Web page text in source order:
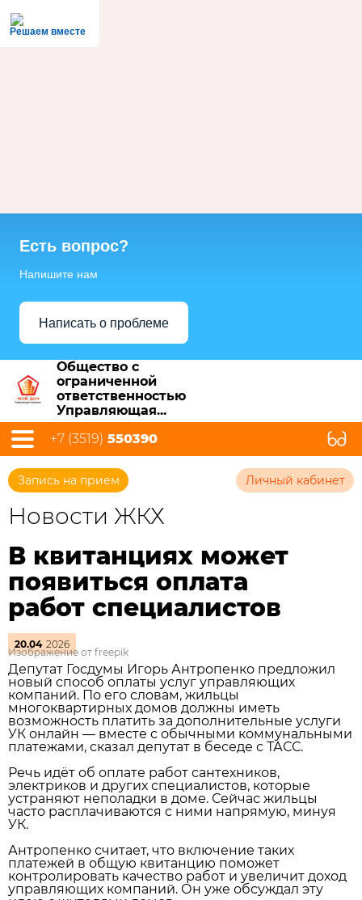
Решаем вместе
Есть вопрос?
Напишите нам
Написать о проблеме
Общество с
ограниченной
ответственностью
Управляющая...
+7 (3519) 550390
Запись на прием Личный кабинет
Новости ЖКХ
В квитанциях может
появиться оплата
работ специалистов
20.04 2026
Изображение от freepik
Депутат Госдумы Игорь Антропенко предложил
новый способ оплаты услуг управляющих
компаний. По его словам, жильцы
многоквартирных домов должны иметь
возможность платить за дополнительные услуги
УК онлайн — вместе с обычными коммунальными
платежами, сказал депутат в беседе с ТАСС.
Речь идёт об оплате работ сантехников,
электриков и других специалистов, которые
устраняют неполадки в доме. Сейчас жильцы
часто расплачиваются с ними напрямую, минуя
УК.
Антропенко считает, что включение таких
платежей в общую квитанцию поможет
контролировать качество работ и увеличит доход
управляющих компаний. Он уже обсуждал эту